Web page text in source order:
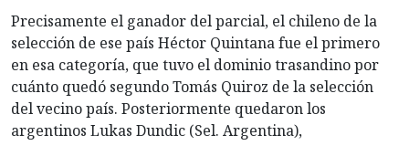
Precisamente el ganador del parcial, el chileno de la
selección de ese país Héctor Quintana fue el primero
en esa categoría, que tuvo el dominio trasandino por
cuánto quedó segundo Tomás Quiroz de la selección
del vecino país. Posteriormente quedaron los
argentinos Lukas Dundic (Sel. Argentina),